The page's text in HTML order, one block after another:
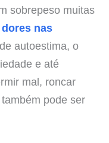
sobrepeso muitas
dores nas
autoestima, o
e até
mal, roncar
pode ser